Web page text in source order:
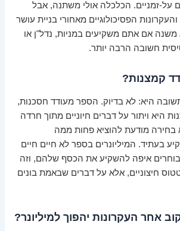
על-זמניים. הכלכלה אולי משתנה, אבל
הפסיכולוגיים מאחורי בניית עושר
משנה אם אתם משקיעים במניות, נדל"ן או
חשובה הרבה יותר.
קמצנות?
היא: לא בדיוק. הספר מעודד חסכנות,
היא ויתור על דברים חיוניים מתוך חרדה
בחירה מודעת להוציא פחות ממה
בעתיד. המיליונרים בספר לא חיים חיים
איפה להשקיע את הכסף שלהם, וזה
חיצוניים, אלא על דברים שבאמת בונים
אחר העקרונות יהפוך למיליונר?